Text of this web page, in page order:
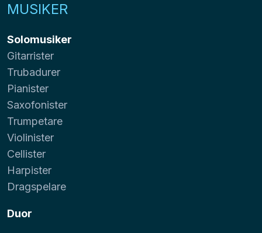
MUSIKER
Solomusiker
Gitarrister
Trubadurer
Pianister
Saxofonister
Trumpetare
Violinister
Cellister
Harpister
Dragspelare
Duor